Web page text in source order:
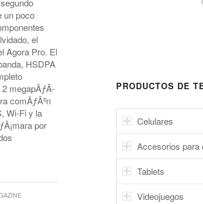
un poco
el
Agora Pro. El
HSDPA
2 megapÃƒÂ­
comÃƒÂºn
Wi-Fi y la
por
PRODUCTOS DE
Celulares
Accesorios para
Tablets
Videojuegos